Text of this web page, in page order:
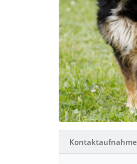
Kontaktaufnahme